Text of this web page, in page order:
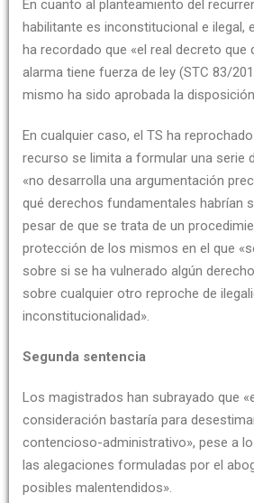
En cuanto al planteamiento del
habilitante es inconstitucional e ilegal,
ha recordado que «el real decreto que
alarma tiene fuerza de ley (STC 83/
mismo ha sido aprobada la
En cualquier caso, el TS ha
recurso se limita a formular una serie
«no desarrolla una argumentación
qué derechos fundamentales habrían
pesar de que se trata de un
protección de los mismos en el que
sobre si se ha vulnerado algún
sobre cualquier otro reproche de
inconstitucionalidad».
Segunda sentencia
Los magistrados han subrayado que
consideración bastaría para
contencioso-administrativo», pese a
las alegaciones formuladas por el
posibles malentendidos».